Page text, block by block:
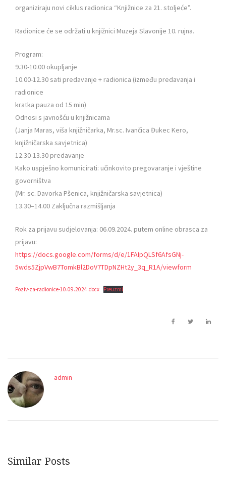
organiziraju novi ciklus radionica “Knjižnice za 21. stoljeće”.
Radionice će se održati u knjižnici Muzeja Slavonije 10. rujna.
Program:
9.30-10.00 okupljanje
10.00-12.30 sati predavanje + radionica (između predavanja i
radionice
kratka pauza od 15 min)
Odnosi s javnošću u knjižnicama
(Janja Maras, viša knjižničarka, Mr.sc. Ivančica Đukec Kero,
knjižničarska savjetnica)
12.30-13.30 predavanje
Kako uspješno komunicirati: učinkovito pregovaranje i vještine
govorništva
(Mr. sc. Davorka Pšenica, knjižničarska savjetnica)
13.30–14.00 Zaključna razmišljanja
Rok za prijavu sudjelovanja: 06.09.2024. putem online obrasca za
prijavu:
https://docs.google.com/forms/d/e/1FAIpQLSf6AfsGNj-
5wds5ZjpVwB7TomkBl2DoV7TDpNZHt2y_3q_R1A/viewform
Poziv-za-radionice-10.09.2024.docx Preuzmi
admin
Similar Posts